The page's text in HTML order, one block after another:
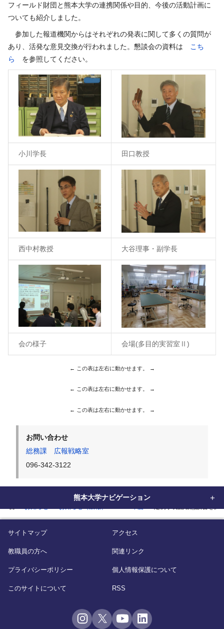
フィールド財団と熊本大学の連携関係や目的、今後の活動計画に
ついても紹介しました。
参加した報道機関からはそれぞれの発表に関して多くの質問が
あり、活発な意見交換が行われました。懇談会の資料は
こち
ら
を参照してください。
小川学長 田口教授
西中村教授 大谷理事・副学長
会の様子 会場(多目的実習室Ⅱ )
お問い合わせ
総務課 広報戦略室
096-342-3122
熊本大学ナビゲーション
サイトマップ アクセス
教職員の方へ 関連リンク
プライバシーポリシー 個人情報保護について
このサイトについて RSS